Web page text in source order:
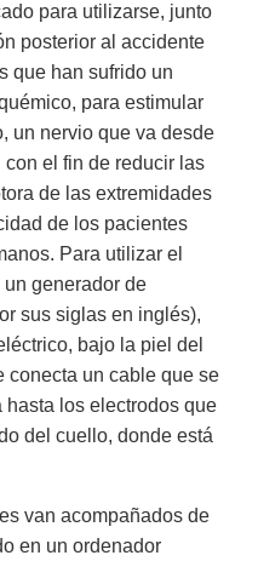
para utilizarse, junto
posterior al accidente
que han sufrido un
para estimular
un nervio que va desde
el fin de reducir las
de las extremidades
de los pacientes
Para utilizar el
generador de
sus siglas en inglés),
bajo la piel del
conecta un cable que se
los electrodos que
del cuello, donde está
van acompañados de
en un ordenador